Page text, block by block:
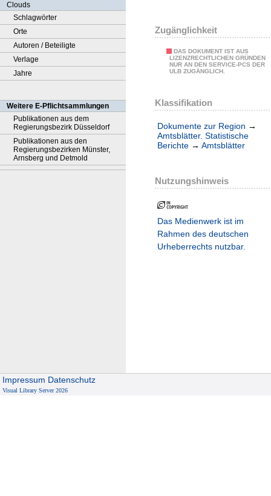
Clouds
Schlagwörter
Orte
Autoren / Beteiligte
Verlage
Jahre
Weitere E-Pflichtsammlungen
Publikationen aus dem
Regierungsbezirk Düsseldorf
Publikationen aus den
Regierungsbezirken Münster,
Arnsberg und Detmold
Zugänglichkeit
DAS DOKUMENT IST AUS
LIZENZRECHTLICHEN GRÜNDEN
NUR AN DEN SERVICE-PCS DER
ULB ZUGÄNGLICH.
Klassifikation
Dokumente zur Region →
Amtsblätter. Statistische
Berichte → Amtsblätter
Nutzungshinweis
Das Medienwerk ist im
Rahmen des deutschen
Urheberrechts nutzbar.
Impressum Datenschutz
Visual Library Server 2026